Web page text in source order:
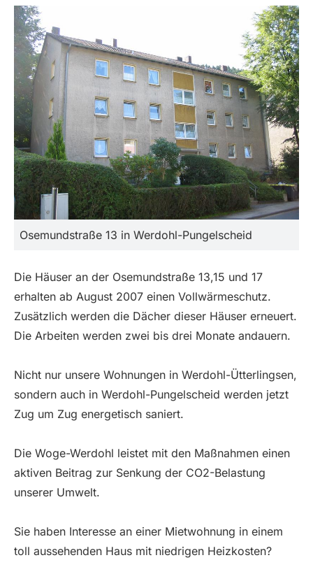
Osemundstraße 13 in Werdohl-Pungelscheid
Die Häuser an der Osemundstraße 13,15 und 17
erhalten ab August 2007 einen Vollwärmeschutz.
Zusätzlich werden die Dächer dieser Häuser erneuert.
Die Arbeiten werden zwei bis drei Monate andauern.
Nicht nur unsere Wohnungen in Werdohl-Ütterlingsen,
sondern auch in Werdohl-Pungelscheid werden jetzt
Zug um Zug energetisch saniert.
Die Woge-Werdohl leistet mit den Maßnahmen einen
aktiven Beitrag zur Senkung der CO2-Belastung
unserer Umwelt.
Sie haben Interesse an einer Mietwohnung in einem
toll aussehenden Haus mit niedrigen Heizkosten?